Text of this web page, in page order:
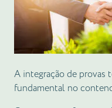
A integração de provas
fundamental no